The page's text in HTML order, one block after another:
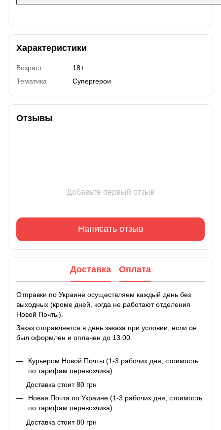
Характеристики
Возраст
18+
Тематика
Супергерои
Отзывы
Добавьте первый отзыв
Написать отзыв
Доставка Оплата
Отправки по Украине осуществляем каждый день без
выходных (кроме дней, когда не работают отделения
Новой Почты).
Заказ отправляется в день заказа при условии, если он
был оформлен и оплачен до 13.00.
Курьером Новой Почты (1-3 рабочих дня, стоимость
по тарифам перевозчика)
Доставка стоит 80 грн
Новая Почта по Украине (1-3 рабочих дня, стоимость
по тарифам перевозчика)
Доставка стоит 80 грн